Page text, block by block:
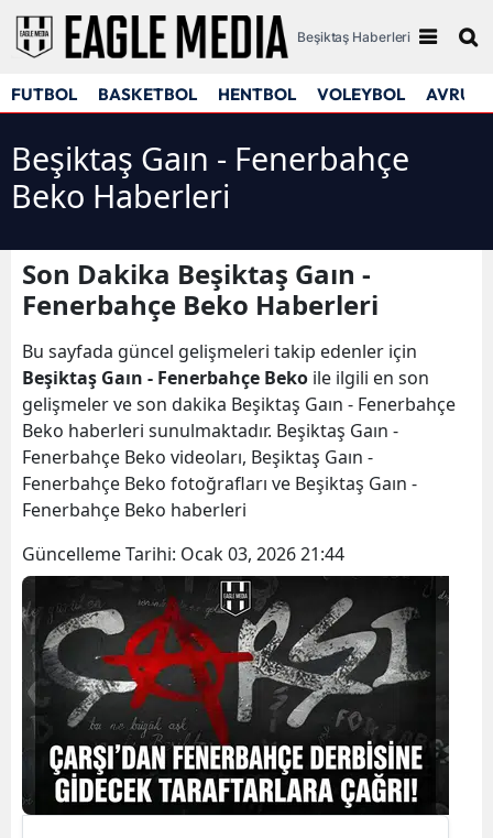
Beşiktaş Haberleri
FUTBOL BASKETBOL HENTBOL VOLEYBOL
Beşiktaş Gaın - Fenerbahçe
Beko Haberleri
Son Dakika Beşiktaş Gaın -
Fenerbahçe Beko Haberleri
Bu sayfada güncel gelişmeleri takip edenler için
Beşiktaş Gaın - Fenerbahçe Beko ile ilgili en son
gelişmeler ve son dakika Beşiktaş Gaın - Fenerbahçe
Beko haberleri sunulmaktadır. Beşiktaş Gaın -
Fenerbahçe Beko videoları, Beşiktaş Gaın -
Fenerbahçe Beko fotoğrafları ve Beşiktaş Gaın -
Fenerbahçe Beko haberleri
Güncelleme Tarihi: Ocak 03, 2026 21:44